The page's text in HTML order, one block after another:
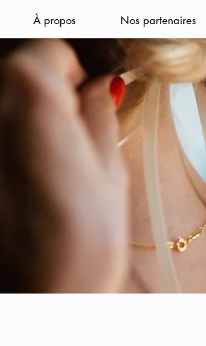
À propos Nos partenaires